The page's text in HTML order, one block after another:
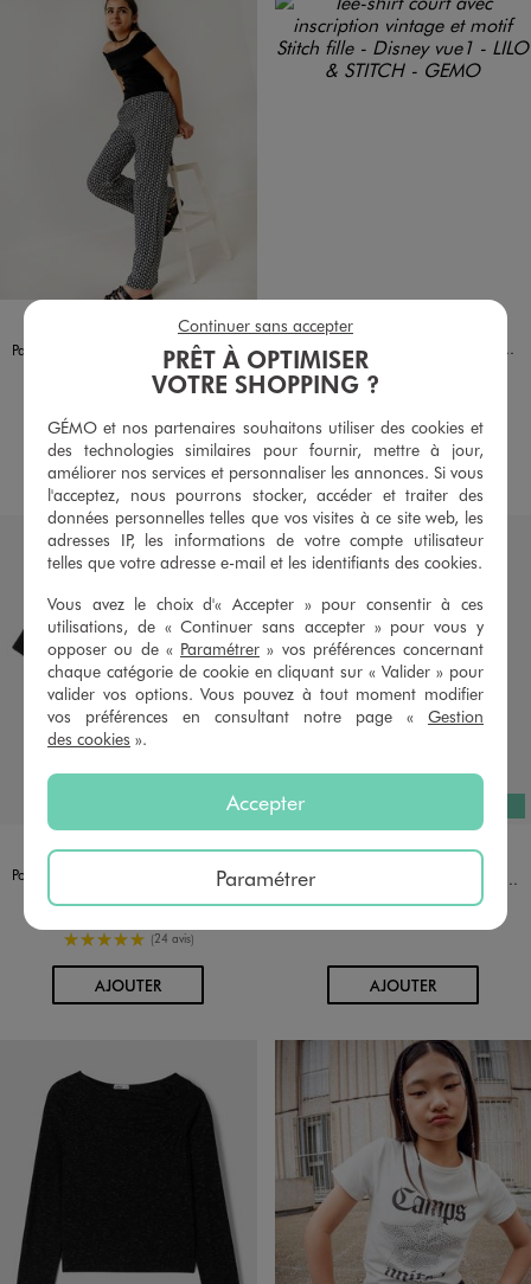
Disponible en 1 coloris
Pantalon large et fluide imprimé fleuri fille
14,99 €
AJOUTERAU PANIER
Disponible en 1 coloris
LILO & STITCH
Tee-shirt court avec inscription vintage et motif Stitch fille - Disney
9,99 €
AJOUTERAU PANIER
Disponible en 2 coloris
Polo à manches courtes en maille côtelée fille
5/5 de moyenne
(24 avis)
AJOUTERAU PANIER
Disponible en 18 coloris
Débardeur en coton extensible à fines bretelles fille
4,99 €
AJOUTERAU PANIER
PRÊT À OPTIMISER
VOTRE SHOPPING ?
GÉMO et nos partenaires souhaitons utiliser des cookies et
des technologies similaires pour fournir, mettre à jour,
améliorer nos services et personnaliser les annonces. Si vous
l'acceptez, nous pourrons stocker, accéder et traiter des
données personnelles telles que vos visites à ce site web, les
adresses IP, les informations de votre compte utilisateur
telles que votre adresse e-mail et les identifiants des cookies.
Vous avez le choix d'« Accepter » pour consentir à ces
utilisations, de « Continuer sans accepter » pour vous y
opposer ou de « Paramétrer » vos préférences concernant
chaque catégorie de cookie en cliquant sur « Valider » pour
valider vos options. Vous pouvez à tout moment modifier
vos préférences en consultant notre page « Gestion
des cookies ».
Accepter
Paramétrer
Continuer sans accepter